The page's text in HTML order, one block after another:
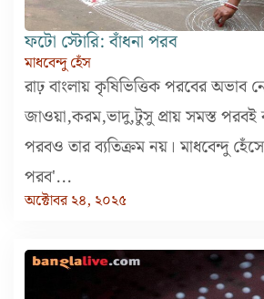
ফটো স্টোরি: বাঁধনা পরব
মাধবেন্দু হেঁস
রাঢ় বাংলায় কৃষিভিত্তিক পরবের অভাব
জাওয়া,করম,ভাদু,টুসু প্রায় সমস্ত পরবই
পরবও তার ব্যতিক্রম নয়। মাধবেন্দু
পরব'...
অক্টোবর ২৪, ২০২৫